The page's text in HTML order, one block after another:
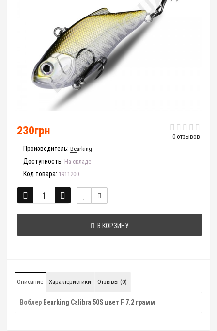
0 отзывов
230грн
Производитель: Bearking
Доступность: На складе
Код товара: 1911200
В КОРЗИНУ
Описание Характеристики Отзывы (0)
Воблер Bearking Calibra 50S цвет F 7.2 грамм